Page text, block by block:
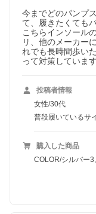
今までどのパンプ
て、履きたくても
こちらインソール
リ、他のメーカー
れでも長時間歩い
って対策しています
投稿者情報
女性/30代
普段履いているサ
購入した商品
COLOR/シルバー3